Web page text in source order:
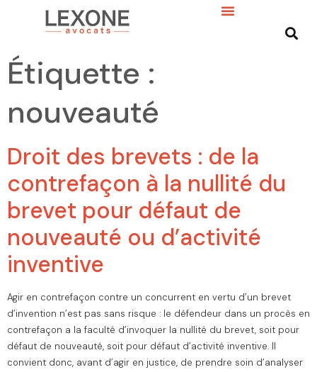
Étiquette :
nouveauté
Droit des brevets : de la
contrefaçon à la nullité du
brevet pour défaut de
nouveauté ou d’activité
inventive
Agir en contrefaçon contre un concurrent en vertu d’un brevet
d’invention n’est pas sans risque : le défendeur dans un procès en
contrefaçon a la faculté d’invoquer la nullité du brevet, soit pour
défaut de nouveauté, soit pour défaut d’activité inventive. Il
convient donc, avant d’agir en justice, de prendre soin d’analyser